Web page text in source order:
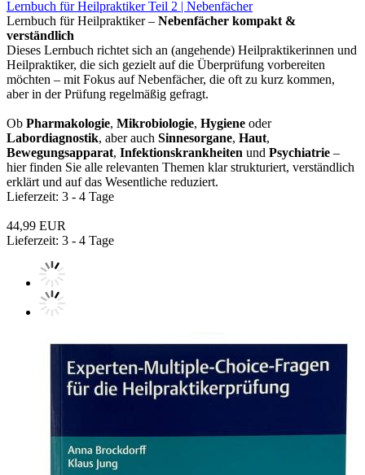
Lernbuch für Heilpraktiker Teil 2 | Nebenfächer
Lernbuch für Heilpraktiker – Nebenfächer kompakt &
verständlich
Dieses Lernbuch richtet sich an (angehende) Heilpraktikerinnen und
Heilpraktiker, die sich gezielt auf die Überprüfung vorbereiten
möchten – mit Fokus auf Nebenfächer, die oft zu kurz kommen,
aber in der Prüfung regelmäßig gefragt.
Ob Pharmakologie, Mikrobiologie, Hygiene oder
Labordiagnostik, aber auch Sinnesorgane, Haut,
Bewegungsapparat, Infektionskrankheiten und Psychiatrie –
hier finden Sie alle relevanten Themen klar strukturiert, verständlich
erklärt und auf das Wesentliche reduziert.
Lieferzeit: 3 - 4 Tage
44,99 EUR
Lieferzeit: 3 - 4 Tage